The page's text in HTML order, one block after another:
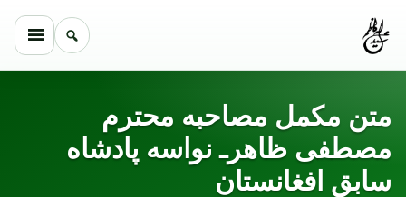
متن مکمل مصاحبه محترم
مصطفی ظاهرـ نواسه پادشاه
سابق افغانستان